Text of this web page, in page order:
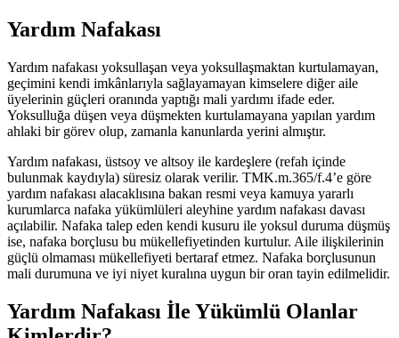
Yardım Nafakası
Yardım nafakası yoksullaşan veya yoksullaşmaktan kurtulamayan,
geçimini kendi imkânlarıyla sağlayamayan kimselere diğer aile
üyelerinin güçleri oranında yaptığı mali yardımı ifade eder.
Yoksulluğa düşen veya düşmekten kurtulamayana yapılan yardım
ahlaki bir görev olup, zamanla kanunlarda yerini almıştır.
Yardım nafakası, üstsoy ve altsoy ile kardeşlere (refah içinde
bulunmak kaydıyla) süresiz olarak verilir. TMK.m.365/f.4’e göre
yardım nafakası alacaklısına bakan resmi veya kamuya yararlı
kurumlarca nafaka yükümlüleri aleyhine yardım nafakası davası
açılabilir. Nafaka talep eden kendi kusuru ile yoksul duruma düşmüş
ise, nafaka borçlusu bu mükellefiyetinden kurtulur. Aile ilişkilerinin
güçlü olmaması mükellefiyeti bertaraf etmez. Nafaka borçlusunun
mali durumuna ve iyi niyet kuralına uygun bir oran tayin edilmelidir.
Yardım Nafakası İle Yükümlü Olanlar